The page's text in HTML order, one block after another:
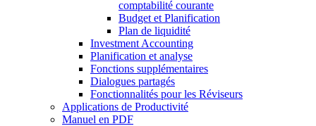
comptabilité courante
Budget et Planification
Plan de liquidité
Investment Accounting
Planification et analyse
Fonctions supplémentaires
Dialogues partagés
Fonctionnalités pour les Réviseurs
Applications de Productivité
Manuel en PDF